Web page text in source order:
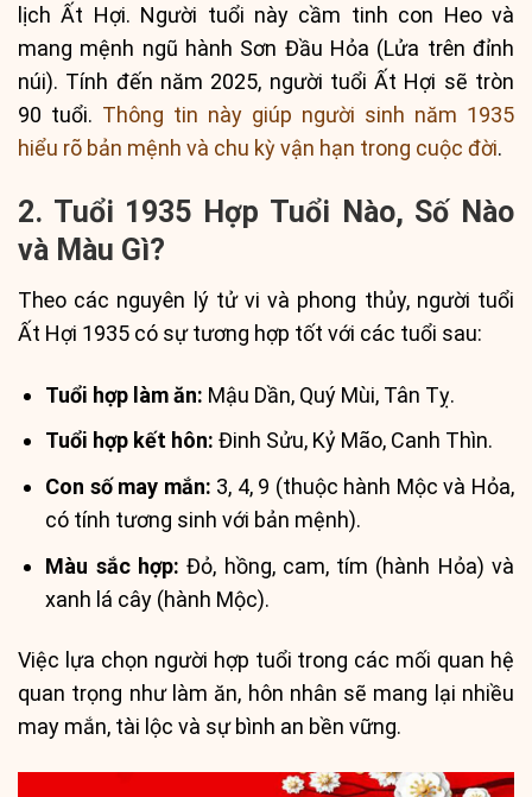
lịch Ất Hợi. Người tuổi này cầm tinh con Heo và
mang mệnh ngũ hành Sơn Đầu Hỏa (Lửa trên đỉnh
núi). Tính đến năm 2025, người tuổi Ất Hợi sẽ tròn
90 tuổi. Thông tin này giúp người sinh năm 1935
hiểu rõ bản mệnh và chu kỳ vận hạn trong cuộc đời.
2. Tuổi 1935 Hợp Tuổi Nào, Số Nào
và Màu Gì?
Theo các nguyên lý tử vi và phong thủy, người tuổi
Ất Hợi 1935 có sự tương hợp tốt với các tuổi sau:
Tuổi hợp làm ăn: Mậu Dần, Quý Mùi, Tân Tỵ.
Tuổi hợp kết hôn: Đinh Sửu, Kỷ Mão, Canh Thìn.
Con số may mắn: 3, 4, 9 (thuộc hành Mộc và Hỏa,
có tính tương sinh với bản mệnh).
Màu sắc hợp: Đỏ, hồng, cam, tím (hành Hỏa) và
xanh lá cây (hành Mộc).
Việc lựa chọn người hợp tuổi trong các mối quan hệ
quan trọng như làm ăn, hôn nhân sẽ mang lại nhiều
may mắn, tài lộc và sự bình an bền vững.